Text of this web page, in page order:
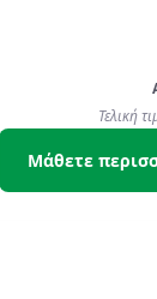
Τελική
Μάθετε